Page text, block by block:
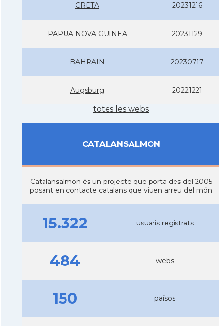
CRETA 20231216
PAPUA NOVA GUINEA 20231129
BAHRAIN 20230717
Augsburg 20221221
totes les webs
CATALANSALMON
Catalansalmon és un projecte que porta des del 2005
posant en contacte catalans que viuen arreu del món
15.322 usuaris registrats
484 webs
150 països